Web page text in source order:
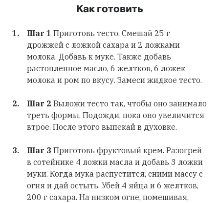
Как готовить
Шаг 1 Приготовь тесто. Смешай 25 г
дрожжей с ложкой сахара и 2 ложками
молока. Добавь к муке. Также добавь
растопленное масло, 6 желтков, 6 ложек
молока и ром по вкусу. Замеси жидкое тесто.
Шаг 2 Выложи тесто так, чтобы оно занимало
треть формы. Подожди, пока оно увеличится
втрое. После этого выпекай в духовке.
Шаг 3 Приготовь фруктовый крем. Разогрей
в сотейнике 4 ложки масла и добавь 3 ложки
муки. Когда мука распустится, сними массу с
огня и дай остыть. Убей 4 яйца и 6 желтков,
200 г сахара. На низком огне, помешивая,